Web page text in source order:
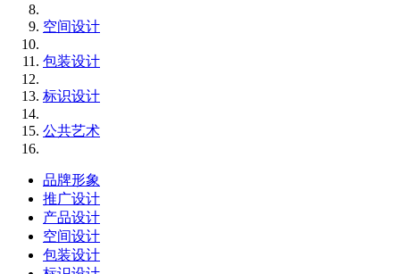
空间设计
包装设计
标识设计
公共艺术
品牌形象
推广设计
产品设计
空间设计
包装设计